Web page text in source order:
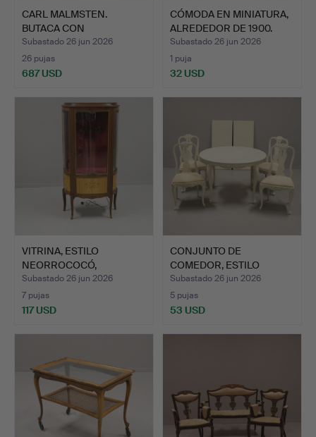
CARL MALMSTEN.
BUTACA CON
REPOSAPIÉS "HÄGG…
Subastado 26 jun 2026
26 pujas
687 USD
CÓMODA EN MINIATURA,
ALREDEDOR DE 1900.
Subastado 26 jun 2026
1 puja
32 USD
VITRINA, ESTILO
NEORROCOCÓ,
ALSTERBRO.
Subastado 26 jun 2026
7 pujas
117 USD
CONJUNTO DE
COMEDOR, ESTILO
ROCOCÓ RÚSTICO…
Subastado 26 jun 2026
5 pujas
53 USD